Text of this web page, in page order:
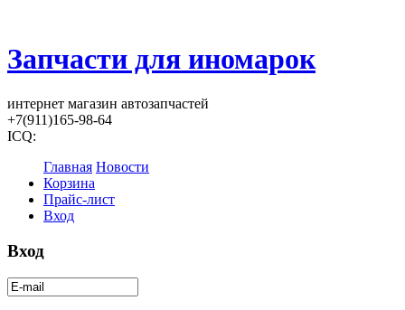
Запчасти для иномарок
интернет магазин автозапчастей
+7(911)165-98-64
ICQ:
Главная Новости
Корзина
Прайс-лист
Вход
Вход